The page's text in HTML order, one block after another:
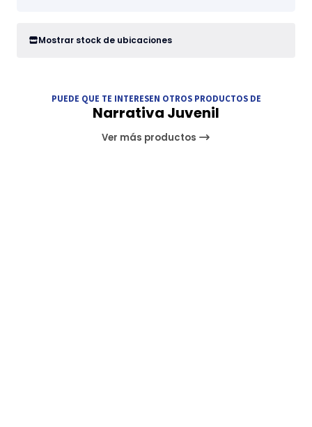
Mostrar stock de ubicaciones
PUEDE QUE TE INTERESEN OTROS PRODUCTOS DE
Narrativa Juvenil
Ver más productos